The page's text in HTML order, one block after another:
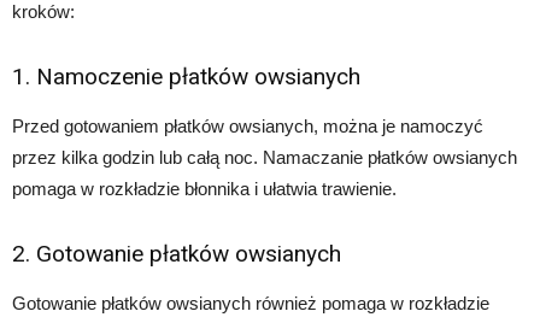
kroków:
1. Namoczenie płatków owsianych
Przed gotowaniem płatków owsianych, można je namoczyć
przez kilka godzin lub całą noc. Namaczanie płatków owsianych
pomaga w rozkładzie błonnika i ułatwia trawienie.
2. Gotowanie płatków owsianych
Gotowanie płatków owsianych również pomaga w rozkładzie